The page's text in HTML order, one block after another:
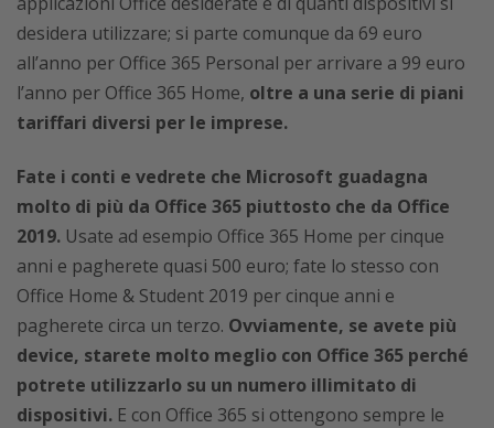
desidera utilizzare; si parte comunque da 69 euro
all’anno per Office 365 Personal per arrivare a 99 euro
l’anno per Office 365 Home, oltre a una serie di piani
tariffari diversi per le imprese.
Fate i conti e vedrete che Microsoft guadagna
molto di più da Office 365 piuttosto che da Office
2019. Usate ad esempio Office 365 Home per cinque
anni e pagherete quasi 500 euro; fate lo stesso con
Office Home & Student 2019 per cinque anni e
pagherete circa un terzo. Ovviamente, se avete più
device, starete molto meglio con Office 365 perché
potrete utilizzarlo su un numero illimitato di
dispositivi. E con Office 365 si ottengono sempre le